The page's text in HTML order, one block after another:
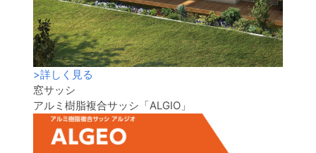
>詳しく見る
窓サッシ
アルミ樹脂複合サッシ「ALGIO」